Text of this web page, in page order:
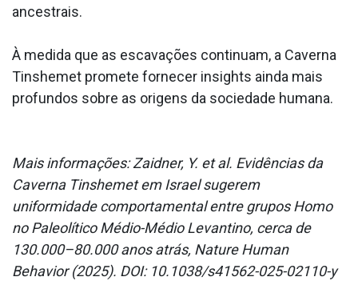
ancestrais.
À medida que as escavações continuam, a Caverna
Tinshemet promete fornecer insights ainda mais
profundos sobre as origens da sociedade humana.
Mais informações: Zaidner, Y. et al. Evidências da
Caverna Tinshemet em Israel sugerem
uniformidade comportamental entre grupos Homo
no Paleolítico Médio-Médio Levantino, cerca de
130.000–80.000 anos atrás, Nature Human
Behavior (2025). DOI: 10.1038/s41562-025-02110-y